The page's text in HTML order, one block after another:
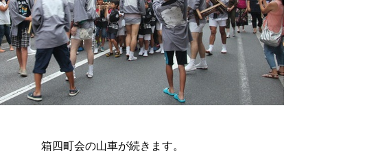
箱四町会の山車が続きます。